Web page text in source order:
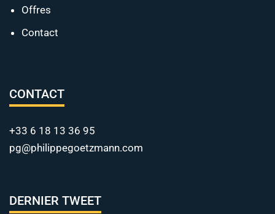
Offres
Contact
CONTACT
+33 6 18 13 36 95
pg@philippegoetzmann.com
DERNIER TWEET